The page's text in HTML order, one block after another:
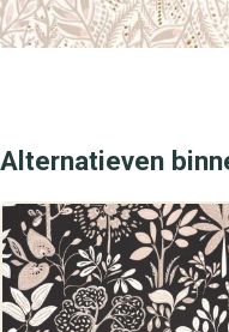
Alternatieven